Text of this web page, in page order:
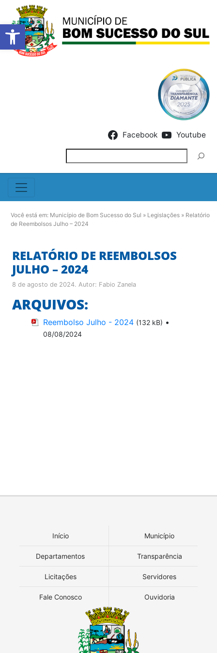
Barra de Ferramentas
Facebook Youtube
Você está em: Município de Bom Sucesso do Sul » Legislações » Relatório
de Reembolsos Julho – 2024
RELATÓRIO DE REEMBOLSOS
JULHO – 2024
8 de agosto de 2024. Autor: Fabio Zanela
ARQUIVOS:
Reembolso Julho - 2024 (132 kB) •
08/08/2024
Início Município
Departamentos Transparência
Licitações Servidores
Fale Conosco Ouvidoria